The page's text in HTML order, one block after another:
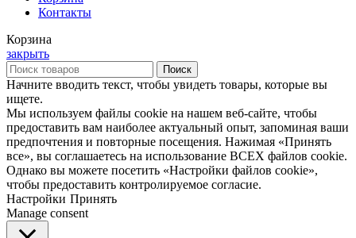
Контакты
Корзина
закрыть
Поиск
Начните вводить текст, чтобы увидеть товары, которые вы
ищете.
Мы используем файлы cookie на нашем веб-сайте, чтобы
предоставить вам наиболее актуальный опыт, запоминая ваши
предпочтения и повторные посещения. Нажимая «Принять
все», вы соглашаетесь на использование ВСЕХ файлов cookie.
Однако вы можете посетить «Настройки файлов cookie»,
чтобы предоставить контролируемое согласие.
Настройки Принять
Manage consent